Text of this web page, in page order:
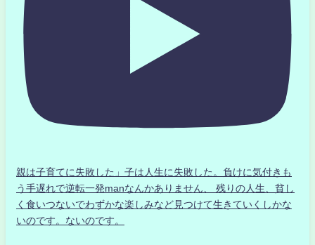
親は子育てに失敗した」子は人生に失敗した。負けに気付きも
う手遅れで逆転一発manなんかありません、 残りの人生、貧し
く食いつないでわずかな楽しみなど見つけて生きていくしかな
いのです。ないのです。